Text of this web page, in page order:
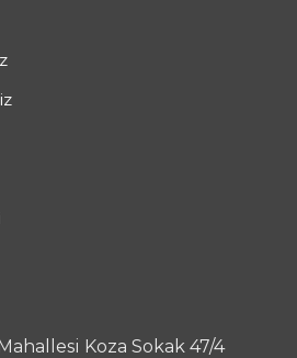
Koza Sokak 47/4